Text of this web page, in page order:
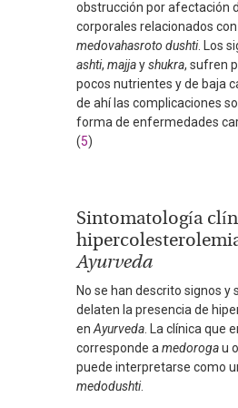
obstrucción por afectación
corporales relacionados
medovahasroto dushti. Los
ashti, majjayshukra, sufren
pocos nutrientes y de baja
de ahí las complicaciones
forma de enfermedades
(5)
Sintomatología
Ayurveda
No se han descrito signos y
delaten la presencia de
enAyurveda. La clínica que
corresponde amedorogau
puede interpretarse como
medodushti.